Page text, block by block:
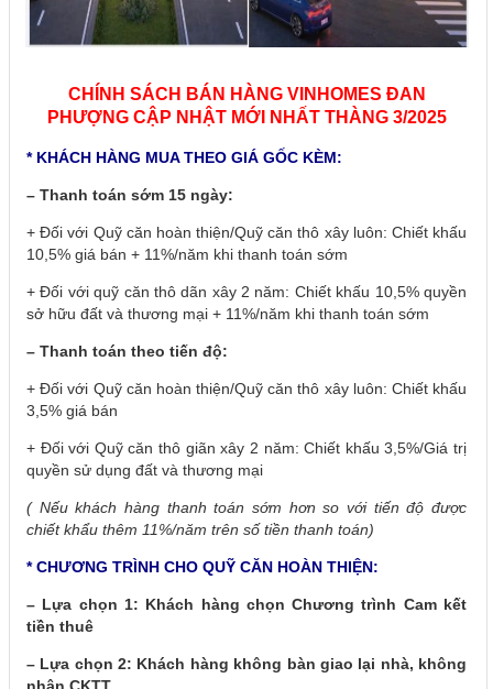
CHÍNH SÁCH BÁN HÀNG VINHOMES ĐAN
PHƯỢNG CẬP NHẬT MỚI NHẤT THÀNG 3/2025
* KHÁCH HÀNG MUA THEO GIÁ GỐC KÈM:
– Thanh toán sớm 15 ngày:
+ Đối với Quỹ căn hoàn thiện/Quỹ căn thô xây luôn: Chiết khấu
10,5% giá bán + 11%/năm khi thanh toán sớm
+ Đối với quỹ căn thô dãn xây 2 năm: Chiết khấu 10,5% quyền
sở hữu đất và thương mại + 11%/năm khi thanh toán sớm
– Thanh toán theo tiến độ:
+ Đối với Quỹ căn hoàn thiện/Quỹ căn thô xây luôn: Chiết khấu
3,5% giá bán
+ Đối với Quỹ căn thô giãn xây 2 năm: Chiết khấu 3,5%/Giá trị
quyền sử dụng đất và thương mại
( Nếu khách hàng thanh toán sớm hơn so với tiến độ được
chiết khẩu thêm 11%/năm trên số tiền thanh toán)
* CHƯƠNG TRÌNH CHO QUỸ CĂN HOÀN THIỆN:
– Lựa chọn 1: Khách hàng chọn Chương trình Cam kết
tiền thuê
– Lựa chọn 2: Khách hàng không bàn giao lại nhà, không